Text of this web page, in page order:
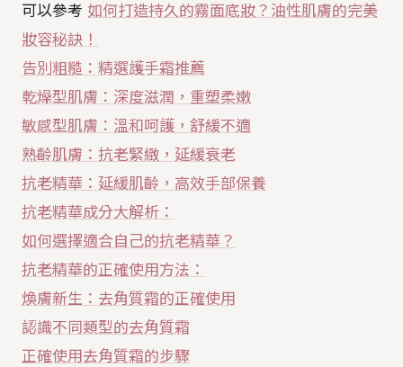
可以參考 如何打造持久的霧面底妝？油性肌膚的完美
妝容秘訣！
告別粗糙：精選護手霜推薦
乾燥型肌膚：深度滋潤，重塑柔嫩
敏感型肌膚：溫和呵護，舒緩不適
熟齡肌膚：抗老緊緻，延緩衰老
抗老精華：延緩肌齡，高效手部保養
抗老精華成分大解析：
如何選擇適合自己的抗老精華？
抗老精華的正確使用方法：
煥膚新生：去角質霜的正確使用
認識不同類型的去角質霜
正確使用去角質霜的步驟